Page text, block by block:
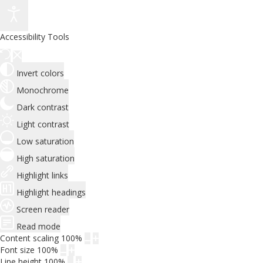
Accessibility Tools
Invert colors
Monochrome
Dark contrast
Light contrast
Low saturation
High saturation
Highlight links
Highlight headings
Screen reader
Read mode
Content scaling 100%
Font size 100%